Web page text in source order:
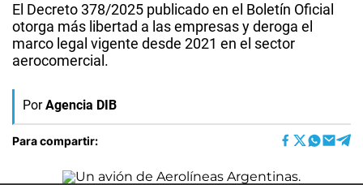
El Decreto 378/2025 publicado en el Boletín Oficial
otorga más libertad a las empresas y deroga el
marco legal vigente desde 2021 en el sector
aerocomercial.
Por Agencia DIB
Para compartir: